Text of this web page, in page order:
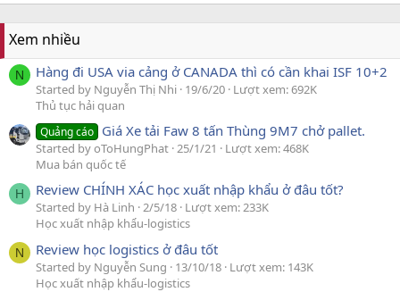
Xem nhiều
N Hàng đi USA via cảng ở CANADA thì có cần khai ISF 10+2
Started by Nguyễn Thị Nhi 19/6/20 Lượt xem: 692K
Thủ tục hải quan
Quảng cáo Giá Xe tải Faw 8 tấn Thùng 9M7 chở pallet.
Started by oToHungPhat 25/1/21
Lượt xem: 468K
Mua bán quốc tế
H Review CHÍNH XÁC học xuất nhập khẩu ở đâu tốt?
Started by Hà Linh 2/5/18 Lượt xem: 233K
Học xuất nhập khẩu-logistics
N Review học logistics ở đâu tốt
Started by Nguyễn Sung 13/10/18 Lượt xem: 143K
Học xuất nhập khẩu-logistics